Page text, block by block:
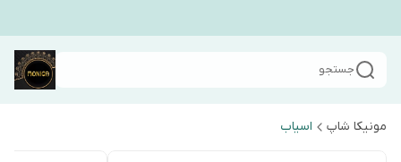
جستجو
مونیکا شاپ اسیاب